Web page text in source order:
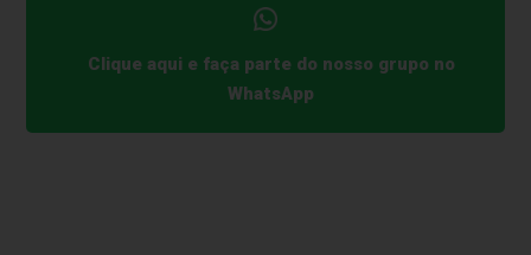
Clique aqui e faça parte do nosso grupo no
WhatsApp